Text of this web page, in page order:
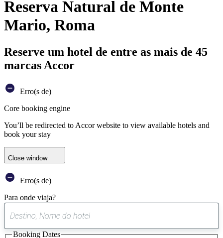
Reserva Natural de Monte
Mario, Roma
Reserve um hotel de entre as mais de 45
marcas Accor
Erro(s de)
Core booking engine
You’ll be redirected to Accor website to view available hotels and
book your stay
Close window
Erro(s de)
Para onde viaja?
sugestão
encontrada
Booking Dates